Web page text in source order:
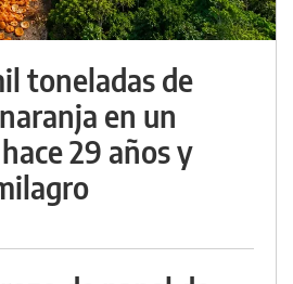
toneladas de
en un
29 años y